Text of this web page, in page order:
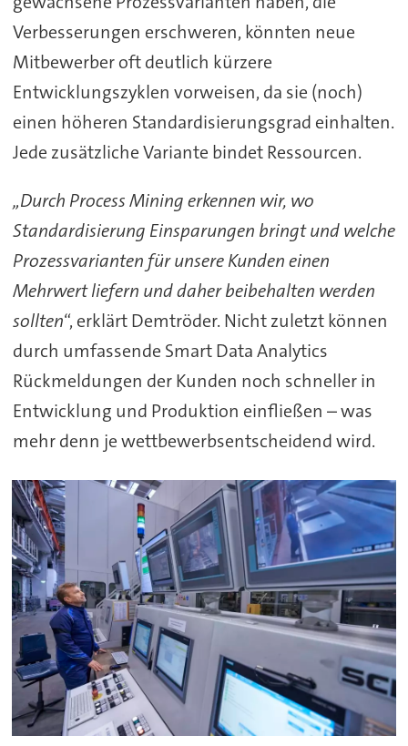
Verbesserungen erschweren, könnten neue
Mitbewerber oft deutlich kürzere
Entwicklungszyklen vorweisen, da sie (noch)
einen höheren Standardisierungsgrad einhalten.
Jede zusätzliche Variante bindet Ressourcen.
„Durch Process Mining erkennen wir, wo
Standardisierung Einsparungen bringt und welche
Prozessvarianten für unsere Kunden einen
Mehrwert liefern und daher beibehalten werden
sollten“, erklärt Demtröder. Nicht zuletzt können
durch umfassende Smart Data Analytics
Rückmeldungen der Kunden noch schneller in
Entwicklung und Produktion einfließen – was
mehr denn je wettbewerbsentscheidend wird.